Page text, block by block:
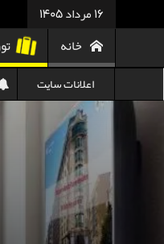
16 مرداد 1405
خانه
اعلانات سایت